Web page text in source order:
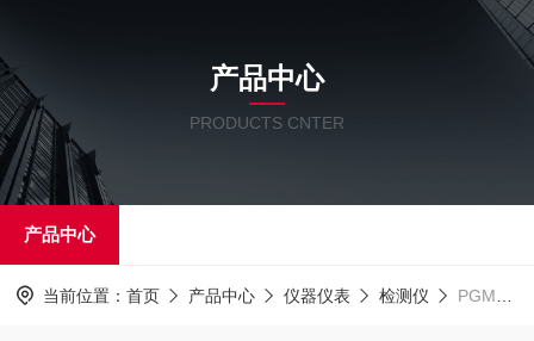
产品中心
PRODUCTS CNTER
产品中心
当前位置： 首页 产品中心 仪器仪表 检测仪 PGM7360 3000 特种VOC（苯检测仪）